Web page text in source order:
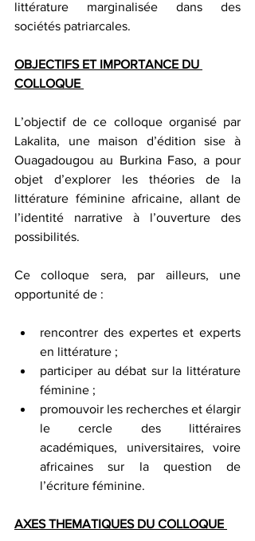
littérature marginalisée dans des
sociétés patriarcales.
OBJECTIFS ET IMPORTANCE DU
COLLOQUE
L’objectif de ce colloque organisé par
Lakalita, une maison d’édition sise à
Ouagadougou au Burkina Faso, a pour
objet d’explorer les théories de la
littérature féminine africaine, allant de
l’identité narrative à l’ouverture des
possibilités.
Ce colloque sera, par ailleurs, une
opportunité de :
rencontrer des expertes et experts
en littérature ;
participer au débat sur la littérature
féminine ;
promouvoir les recherches et élargir
le cercle des littéraires
académiques, universitaires, voire
africaines sur la question de
l’écriture féminine.
AXES THEMATIQUES DU COLLOQUE